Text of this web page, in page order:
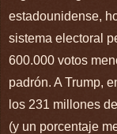
estadounidense,
sistema electoral
600.000 votos
padrón. A Trump,
los 231 millones
(y un porcentaje